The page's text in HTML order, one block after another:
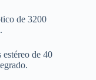
de 3200
de 40